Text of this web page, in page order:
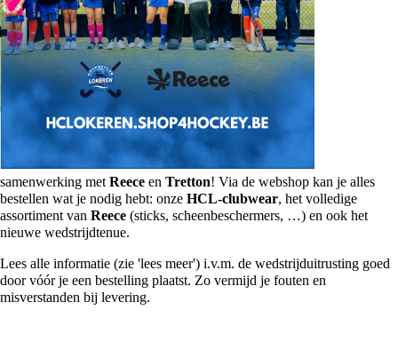
samenwerking met Reece en Tretton! Via de webshop kan je alles
bestellen wat je nodig hebt: onze HCL-clubwear, het volledige
assortiment van Reece (sticks, scheenbeschermers, …) en ook het
nieuwe wedstrijdtenue.
Lees alle informatie (zie 'lees meer') i.v.m. de wedstrijduitrusting goed
door vóór je een bestelling plaatst. Zo vermijd je fouten en
misverstanden bij levering.